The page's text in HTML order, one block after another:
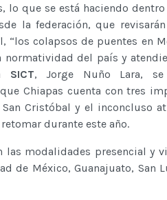
lo que se está haciendo
la federación, que
“los colapsos de puentes en
normatividad del país y
SICT, Jorge Nuño Lara, se
Chiapas cuenta con tres
Cristóbal y el inconcluso
durante este año.
las modalidades presencial y
de México, Guanajuato, San